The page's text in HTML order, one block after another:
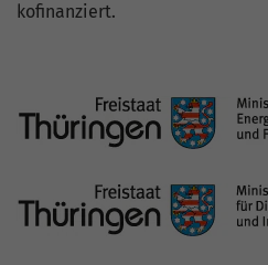
kofinanziert.